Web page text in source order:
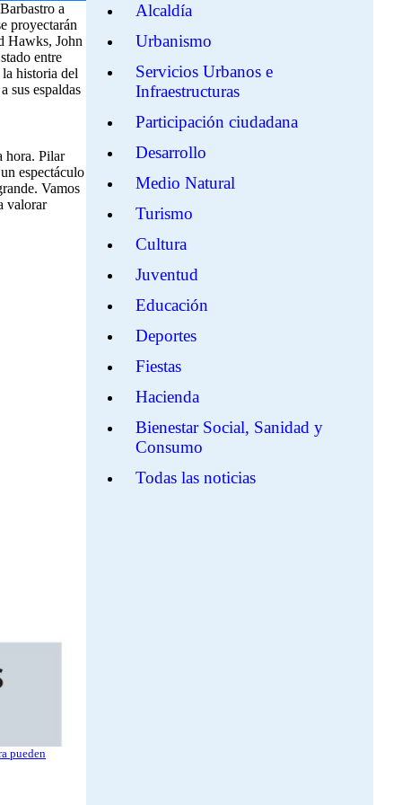
a
proyectarán
Hawks, John
entre
historia del
sus espaldas
hora. Pilar
espectáculo
Vamos
valorar
pueden
Alcaldía
Urbanismo
Servicios Urbanos e
Infraestructuras
Participación ciudadana
Desarrollo
Medio Natural
Turismo
Cultura
Juventud
Educación
Deportes
Fiestas
Hacienda
Bienestar Social, Sanidad y
Consumo
Todas las noticias